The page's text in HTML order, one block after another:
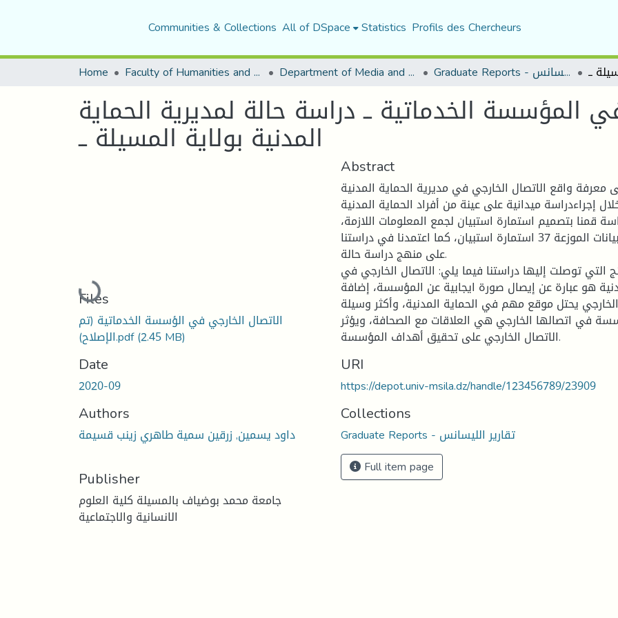
Communities & Collections All of DSpace Statistics Profils des Chercheurs
Home Faculty of Humanities and Social Sciences Department of Media and Communication Studies Graduate Reports - تقارير الليسانس
المؤسسة الخدماتية ــ دراسة حالة لمديرية الحماية
المدنية بولاية المسيلة ــ
Loading...
Files
الاتصال الخارجي في الؤسسة الخدماتية (تم
الإصلاح).pdf(2.45 MB)
Date
2020-09
Authors
داود يسمين, زرقين سمية طاهري زينب قسيمة
Publisher
جامعة محمد بوضياف بالمسيلة كلية العلوم
الانسانية والاجتماعية
Abstract
واقع الاتصال الخارجي في مديرية الحماية المدنية
إجراءدراسة ميدانية على عينة من أفراد الحماية المدنية.
قمنا بتصميم استمارة استبيان لجمع المعلومات اللازمة،
حيث بلغ عدد الاستبيانات الموزعة 37 استمارة استبيان، كما اعتمدنا في دراستنا
على منهج دراسة حالة.
التي توصلت إليها دراستنا فيما يلي: الاتصال الخارجي في
هو عبارة عن إيصال صورة ايجابية عن المؤسسة، إضافة
يحتل موقع مهم في الحماية المدنية، وأكثر وسيلة
في اتصالها الخارجي هي العلاقات مع الصحافة، ويؤثر
الاتصال الخارجي على تحقيق أهداف المؤسسة.
URI
https://depot.univ-msila.dz/handle/123456789/23909
Collections
Graduate Reports - تقارير الليسانس
Full item page